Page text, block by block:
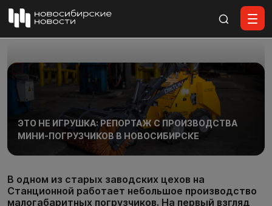
ЭТО НЕ ИГРУШКА: РЕПОРТАЖ С ПРОИЗВОДСТВА
МИНИ-ПОГРУЗЧИКОВ В НОВОСИБИРСКЕ
В одном из старых заводских цехов на
Станционной работает небольшое производство
малогабаритных погрузчиков. На первый взгляд